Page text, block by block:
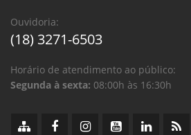
Ouvidoria:
(18) 3271-6503
Horário de atendimento ao público:
Segunda à sexta: 08:00h às 16:30h